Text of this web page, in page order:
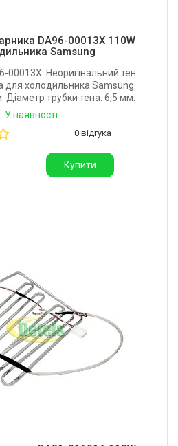
DA96-00013X 110W
Samsung
00013X. Неоригінальний тен
для холодильника Samsung.
Діаметр трубки тена: 6,5 мм.
Виробник: Китай.
У наявності
0 відгука
Купити